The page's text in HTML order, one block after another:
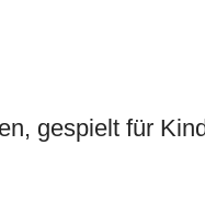
gespielt für